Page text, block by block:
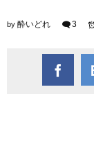
by 酔いどれ 3